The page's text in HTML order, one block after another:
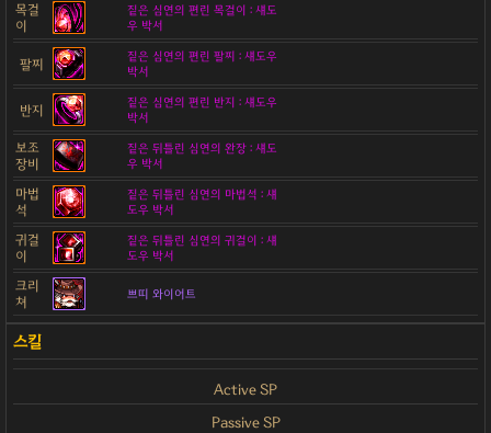
목걸
이
짙은 심연의 편린 목걸이 : 섀도
우 박서
팔찌
짙은 심연의 편린 팔찌 : 섀도우
박서
반지
짙은 심연의 편린 반지 : 섀도우
박서
보조
장비
짙은 뒤틀린 심연의 완장 : 섀도
우 박서
마법
석
짙은 뒤틀린 심연의 마법석 : 섀
도우 박서
귀걸
이
짙은 뒤틀린 심연의 귀걸이 : 섀
도우 박서
크리
쳐
쁘띠 와이어트
Active SP
Passive SP